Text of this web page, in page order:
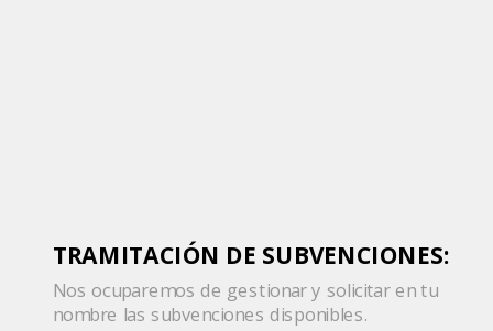
TRAMITACIÓN DE SUBVENCIONES:
Nos ocuparemos de gestionar y solicitar en tu
nombre las subvenciones disponibles.